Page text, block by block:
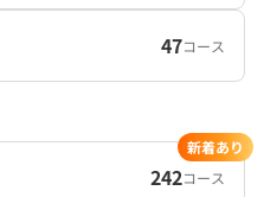
47コース
242コース
新着あり